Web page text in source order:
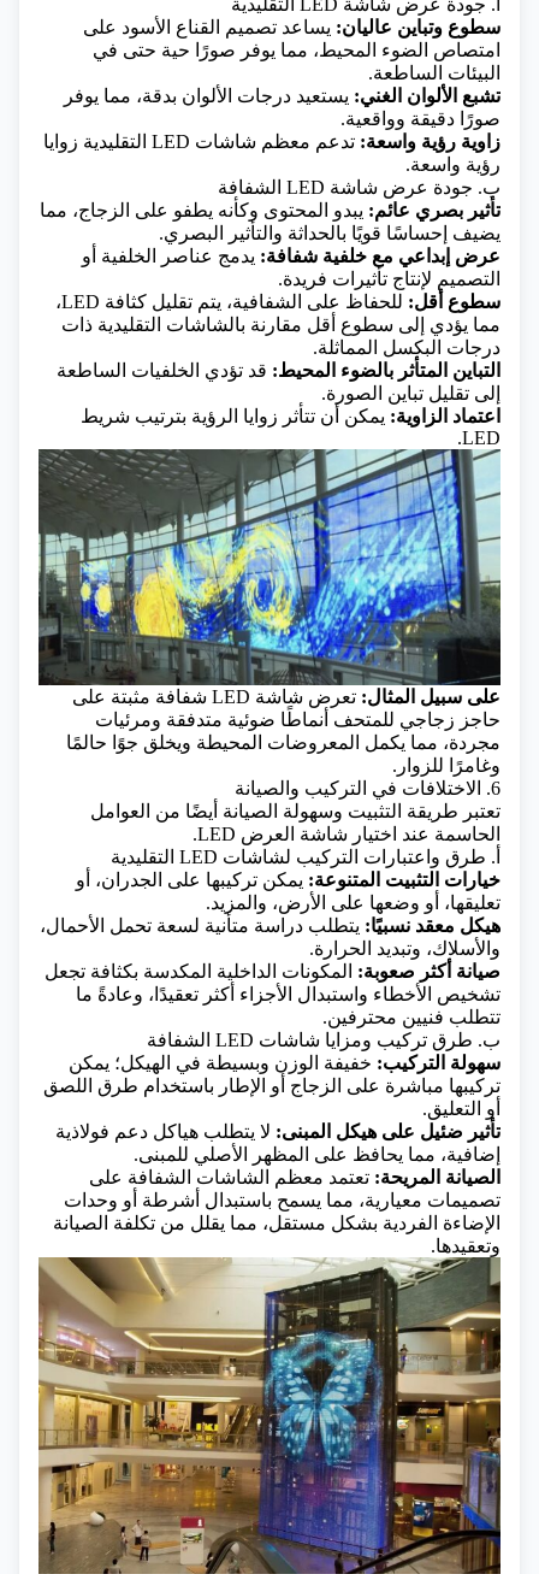
سطوع وتباين عاليان: يساعد تصميم القناع الأسود على
امتصاص الضوء المحيط، مما يوفر صورًا حية حتى في
البيئات الساطعة.
تشبع الألوان الغني: يستعيد درجات الألوان بدقة، مما يوفر
صورًا دقيقة وواقعية.
زاوية رؤية واسعة:
تدعم معظم شاشات LED التقليدية زوايا
رؤية واسعة.
ب. جودة عرض شاشة LED الشفافة
تأثير بصري عائم: يبدو المحتوى وكأنه يطفو على الزجاج، مما
يضيف إحساسًا قويًا بالحداثة والتأثير البصري.
عرض إبداعي مع خلفية شفافة: يدمج عناصر الخلفية أو
التصميم لإنتاج تأثيرات فريدة.
سطوع أقل:
للحفاظ على الشفافية، يتم تقليل كثافة LED،
مما يؤدي إلى سطوع أقل مقارنة بالشاشات التقليدية ذات
درجات البكسل المماثلة.
التباين المتأثر بالضوء المحيط: قد تؤدي الخلفيات الساطعة
إلى تقليل تباين الصورة.
اعتماد الزاوية: يمكن أن تتأثر زوايا الرؤية بترتيب شريط
LED.
على سبيل المثال:
تعرض شاشة LED شفافة مثبتة على
حاجز زجاجي للمتحف أنماطًا ضوئية متدفقة ومرئيات
مجردة، مما يكمل المعروضات المحيطة ويخلق جوًا حالمًا
وغامرًا للزوار.
6. الاختلافات في التركيب والصيانة
تعتبر طريقة التثبيت وسهولة الصيانة أيضًا من العوامل
الحاسمة عند اختيار شاشة العرض LED.
أ. طرق واعتبارات التركيب لشاشات LED التقليدية
خيارات التثبيت المتنوعة: يمكن تركيبها على الجدران، أو
تعليقها، أو وضعها على الأرض، والمزيد.
هيكل معقد نسبيًا: يتطلب دراسة متأنية لسعة تحمل الأحمال،
والأسلاك، وتبديد الحرارة.
صيانة أكثر صعوبة: المكونات الداخلية المكدسة بكثافة تجعل
تشخيص الأخطاء واستبدال الأجزاء أكثر تعقيدًا، وعادةً ما
تتطلب فنيين محترفين.
ب. طرق تركيب ومزايا شاشات LED الشفافة
سهولة التركيب: خفيفة الوزن وبسيطة في الهيكل؛ يمكن
تركيبها مباشرة على الزجاج أو الإطار باستخدام طرق اللصق
أو التعليق.
تأثير ضئيل على هيكل المبنى: لا يتطلب هياكل دعم فولاذية
إضافية، مما يحافظ على المظهر الأصلي للمبنى.
الصيانة المريحة: تعتمد معظم الشاشات الشفافة على
تصميمات معيارية، مما يسمح باستبدال أشرطة أو وحدات
الإضاءة الفردية بشكل مستقل، مما يقلل من تكلفة الصيانة
وتعقيدها.